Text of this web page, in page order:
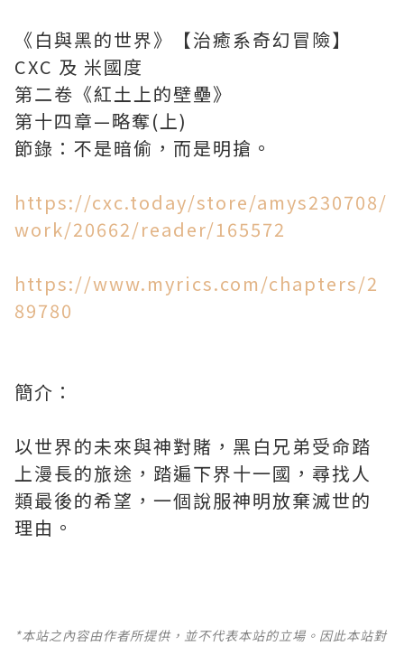
《白與黑的世界》【治癒系奇幻冒險】
CXC 及 米國度
第二卷《紅土上的壁壘》
第十四章—略奪(上)
節錄：不是暗偷，而是明搶。
https://cxc.today/store/amys230708/
work/20662/reader/165572
https://www.myrics.com/chapters/2
89780
簡介：
以世界的未來與神對賭，黑白兄弟受命踏
上漫長的旅途，踏遍下界十一國，尋找人
類最後的希望，一個說服神明放棄滅世的
理由。
*本站之內容由作者所提供，並不代表本站的立場。因此本站對